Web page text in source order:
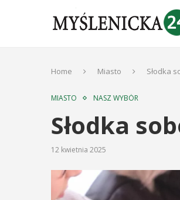
Home Miasto Słodka
MIASTO NASZ WYBÓR
Słodka
12 kwietnia 2025